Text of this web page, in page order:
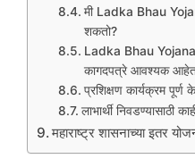
मी Ladka Bhau
शकतो?
Ladka Bhau
कागदपत्रे आवश्यक
प्रशिक्षण कार्यक्रम पूर्ण
लाभार्थी निवडण्यासाठी
महाराष्ट्र शासनाच्या इतर